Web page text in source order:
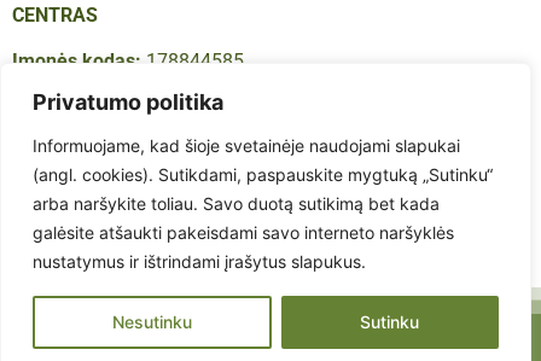
Privatumo politika
Informuojame, kad šioje svetainėje naudojami slapukai
(angl. cookies). Sutikdami, paspauskite mygtuką „Sutinku“
arba naršykite toliau. Savo duotą sutikimą bet kada
galėsite atšaukti pakeisdami savo interneto naršyklės
nustatymus ir ištrindami įrašytus slapukus.
Nesutinku Sutinku
CENTRAS
Įmonės kodas: 178844585
Adresas:Vilniaus g. 16, LT-18123, Švenčionys
+370 683 614 41
El. paštas: info@infosvencionys.lt
©2026 Švenčionių verslo ir turizmo informacijos centras